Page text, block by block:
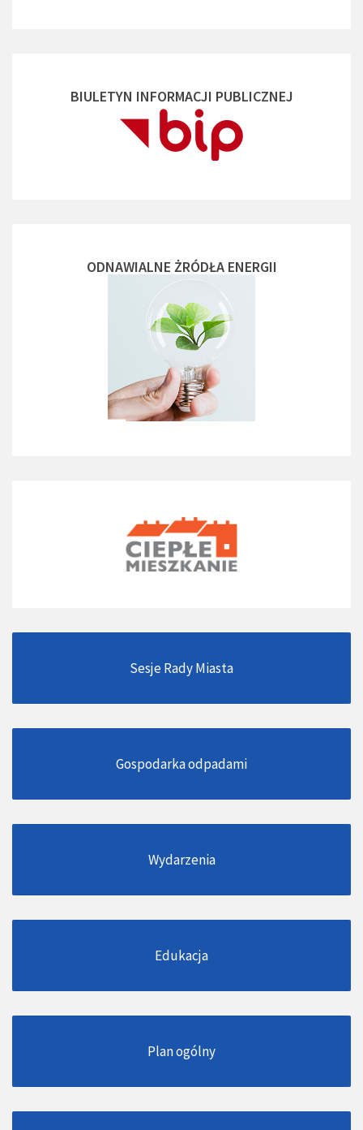
BIULETYN INFORMACJI PUBLICZNEJ
ODNAWIALNE ŻRÓDŁA ENERGII
Sesje Rady Miasta
Gospodarka odpadami
Wydarzenia
Edukacja
Plan ogólny